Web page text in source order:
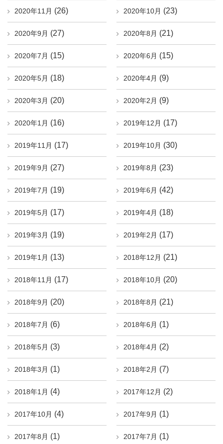
2020年11月 (26) 2020年10月 (23)
2020年9月 (27) 2020年8月 (21)
2020年7月 (15) 2020年6月 (15)
2020年5月 (18) 2020年4月 (9)
2020年3月 (20) 2020年2月 (9)
2020年1月 (16) 2019年12月 (17)
2019年11月 (17) 2019年10月 (30)
2019年9月 (27) 2019年8月 (23)
2019年7月 (19) 2019年6月 (42)
2019年5月 (17) 2019年4月 (18)
2019年3月 (19) 2019年2月 (17)
2019年1月 (13) 2018年12月 (21)
2018年11月 (17) 2018年10月 (20)
2018年9月 (20) 2018年8月 (21)
2018年7月 (6) 2018年6月 (1)
2018年5月 (3) 2018年4月 (2)
2018年3月 (1) 2018年2月 (7)
2018年1月 (4) 2017年12月 (2)
2017年10月 (4) 2017年9月 (1)
2017年8月 (1) 2017年7月 (1)